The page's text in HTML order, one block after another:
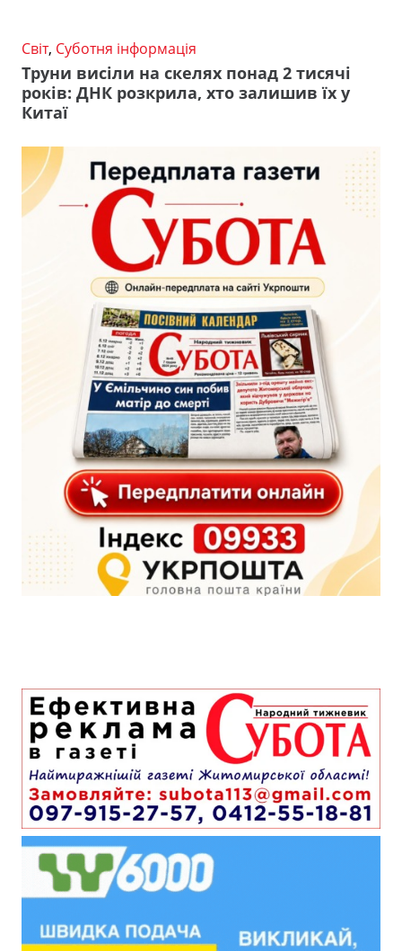
Світ, Суботня інформація
Труни висіли на скелях понад 2 тисячі
років: ДНК розкрила, хто залишив їх у
Китаї